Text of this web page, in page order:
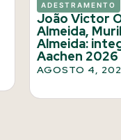
ADESTRAMENTO
João Victor
Almeida,
Almeida:
Aachen 2026
AGOSTO 4,